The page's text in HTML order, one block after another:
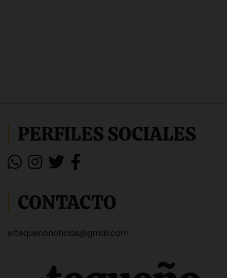
PERFILES SOCIALES
CONTACTO
eltequenonoticias@gmail.com